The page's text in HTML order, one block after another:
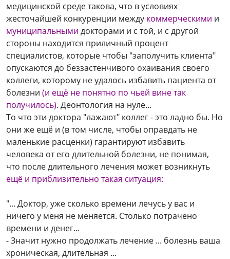
медицинской среде такова, что в условиях
жесточайшей конкуренции между коммерческими и
муниципальными докторами и с той, и с другой
стороны находится приличный процент
специалистов, которые чтобы "заполучить клиента"
опускаются до беззастенчивого охаивания своего
коллеги, которому не удалось избавить пациента от
болезни (и ещё не понятно по чьей вине так
получилось). Деонтология на нуле...
То что эти доктора "лажают" коллег - это ладно бы. Но
они же ещё и (в том числе, чтобы оправдать не
маленькие расценки) гарантируют избавить
человека от его длительной болезни, не понимая,
что после длительного лечения может возникнуть
ещё и приблизительно такая ситуация:
"... Доктор, уже сколько времени лечусь у вас и
ничего у меня не меняется. Столько потрачено
времени и денег...
- Значит нужно продолжать лечение ... болезнь ваша
хроническая, длительная ...